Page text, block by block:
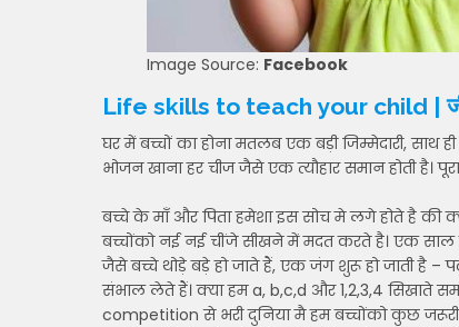
Image Source: Facebook
Life skills to teach your child |
घर में बच्चों का होना मतलब एक बड़ी जिम्मेदारी, साथ
भोजन खाना हर चीज जैसे एक त्यौहार समान होती है।
बच्चे के माँ और पिता हमेशा इस सोच मे लगे होते है की
बच्चोंको नई नई चींजे सीखने में मदत करते है। एक साल
जैसे बच्चे थोड़े बड़े हो जाते हैं, एक जंग शुरू हो जाती है
संभाल लेते हैं। क्या हम a, b,c,d और 1,2,3,4 सिखाते
competition से भरी दुनिया मै हम बच्चोंको कुछ